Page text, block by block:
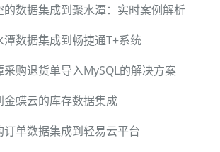
数据集成到聚水潭：实时案例解析
数据集成到畅捷通T+系统
购退货单导入MySQL的解决方案
蝶云的库存数据集成
单数据集成到轻易云平台